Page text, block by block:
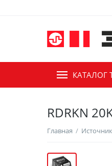
КАТАЛОГ
RDRKN
Главная /